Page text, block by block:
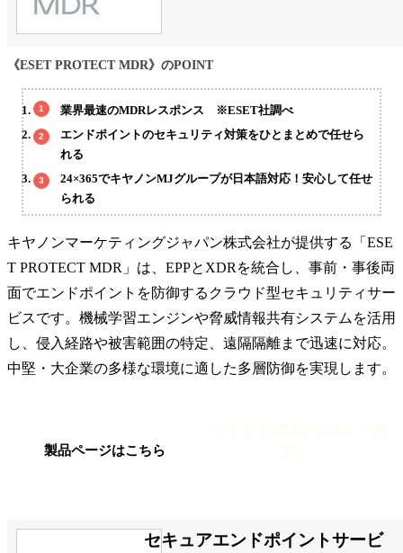
《ESET PROTECT MDR》のPOINT
業界最速のMDRレスポンス ※ESET社調べ
エンドポイントのセキュリティ対策をひとまとめで任せら
れる
24×365でキヤノンMJグループが日本語対応！安心して任せ
られる
キヤノンマーケティングジャパン株式会社が提供する「ESE
T PROTECT MDR」は、EPPとXDRを統合し、事前・事後両
面でエンドポイントを防御するクラウド型セキュリティサー
ビスです。機械学習エンジンや脅威情報共有システムを活用
し、侵入経路や被害範囲の特定、遠隔隔離まで迅速に対応。
中堅・大企業の多様な環境に適した多層防御を実現します。
製品ページはこちら
セキュアエンドポイントサービ